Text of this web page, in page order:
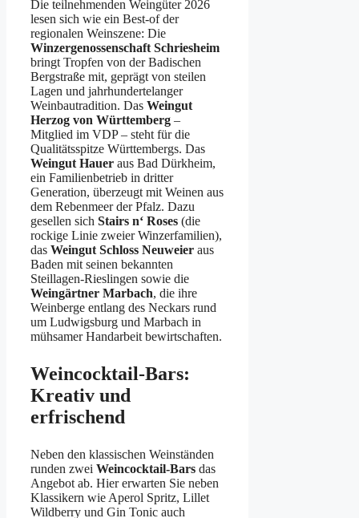
Die teilnehmenden Weingüter 2026
lesen sich wie ein Best-of der
regionalen Weinszene: Die
Winzergenossenschaft Schriesheim
bringt Tropfen von der Badischen
Bergstraße mit, geprägt von steilen
Lagen und jahrhundertelanger
Weinbautradition. Das Weingut
Herzog von Württemberg –
Mitglied im VDP – steht für die
Qualitätsspitze Württembergs. Das
Weingut Hauer aus Bad Dürkheim,
ein Familienbetrieb in dritter
Generation, überzeugt mit Weinen aus
dem Rebenmeer der Pfalz. Dazu
gesellen sich Stairs n‘ Roses (die
rockige Linie zweier Winzerfamilien),
das Weingut Schloss Neuweier aus
Baden mit seinen bekannten
Steillagen-Rieslingen sowie die
Weingärtner Marbach, die ihre
Weinberge entlang des Neckars rund
um Ludwigsburg und Marbach in
mühsamer Handarbeit bewirtschaften.
Weincocktail-Bars:
Kreativ und
erfrischend
Neben den klassischen Weinständen
runden zwei Weincocktail-Bars das
Angebot ab. Hier erwarten Sie neben
Klassikern wie Aperol Spritz, Lillet
Wildberry und Gin Tonic auch